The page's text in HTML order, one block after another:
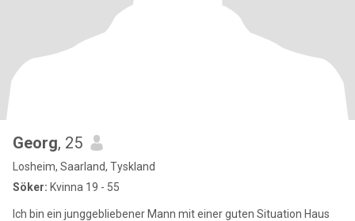
Georg, 25
Losheim, Saarland, Tyskland
Söker: Kvinna 19 - 55
Ich bin ein junggebliebener Mann mit einer guten Situation Haus